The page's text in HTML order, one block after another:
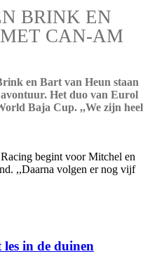
BRINK EN
CAN-AM
en Bart van Heun staan
Het duo van Eurol
Baja Cup. ,,We zijn heel
begint voor Mitchel en
,,Daarna volgen er nog vijf
in de duinen